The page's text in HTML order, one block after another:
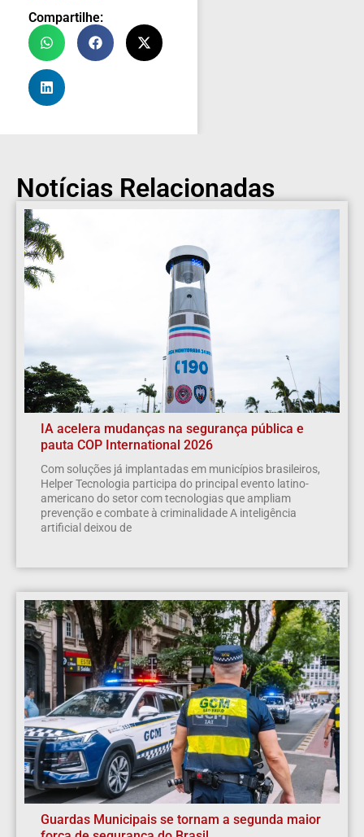
Compartilhe:
Notícias Relacionadas
IA acelera mudanças na segurança pública e
pauta COP International 2026
Com soluções já implantadas em municípios brasileiros,
Helper Tecnologia participa do principal evento latino-
americano do setor com tecnologias que ampliam
prevenção e combate à criminalidade A inteligência
artificial deixou de
Guardas Municipais se tornam a segunda maior